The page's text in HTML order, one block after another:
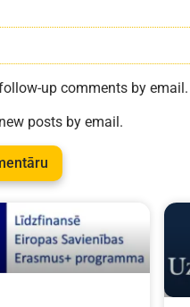
up comments by email.
posts by email.